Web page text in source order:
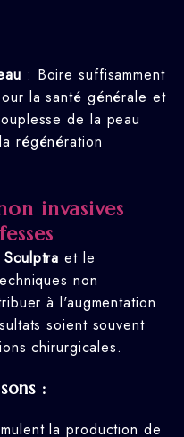
: Boire suffisamment
la santé générale et
de la peau
régénération
invasives
Sculptra et le
non
à l'augmentation
soient souvent
chirurgicales.
:
la production de